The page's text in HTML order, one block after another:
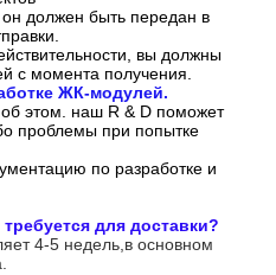
должен быть передан в
вы должны
с момента получения.
ЖК-модулей.
этом. наш R & D поможет
проблемы при попытке
по разработке и
для доставки?
4-5 недель,в основном